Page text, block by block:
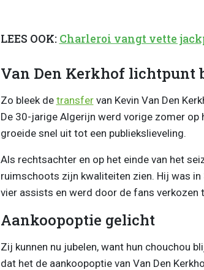
LEES OOK: Charleroi vangt vette
Van Den Kerkhof lichtpunt
Zo bleek de transfervan Kevin Van Den
De 30-jarige Algerijn werd vorige zomer op
groeide snel uit tot een publiekslieveling.
Als rechtsachter en op het einde van het
ruimschoots zijn kwaliteiten zien. Hij was
vier assists en werd door de fans verkozen
Aankoopoptie gelicht
Zij kunnen nu jubelen, want hun chouchou
dat het de aankoopoptie van Van Den